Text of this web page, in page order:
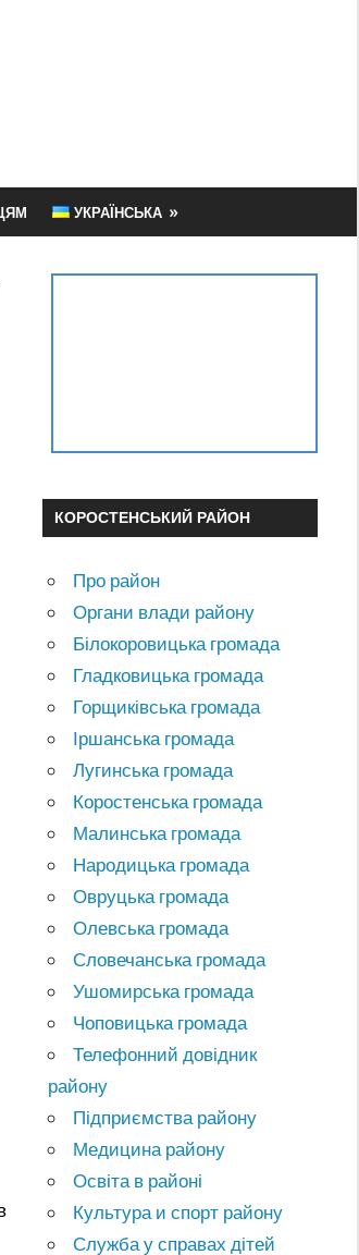
УКРАЇНСЬКА
КОРОСТЕНСЬКИЙ РАЙОН
Про район
Органи влади району
Білокоровицька громада
Гладковицька громада
Горщиківська громада
Іршанська громада
Лугинська громада
Коростенська громада
Малинська громада
Народицька громада
Овруцька громада
Олевська громада
Словечанська громада
Ушомирська громада
Чоповицька громада
Телефонний довідник
району
Підприємства району
Медицина району
Освіта в районі
Культура и спорт району
Служба у справах дітей